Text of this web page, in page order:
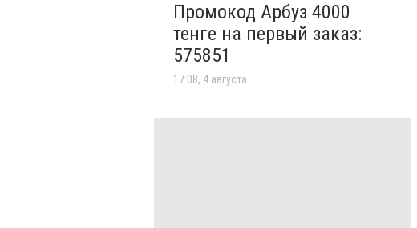
Промокод Арбуз 4000
тенге на первый заказ:
575851
17:08, 4 августа